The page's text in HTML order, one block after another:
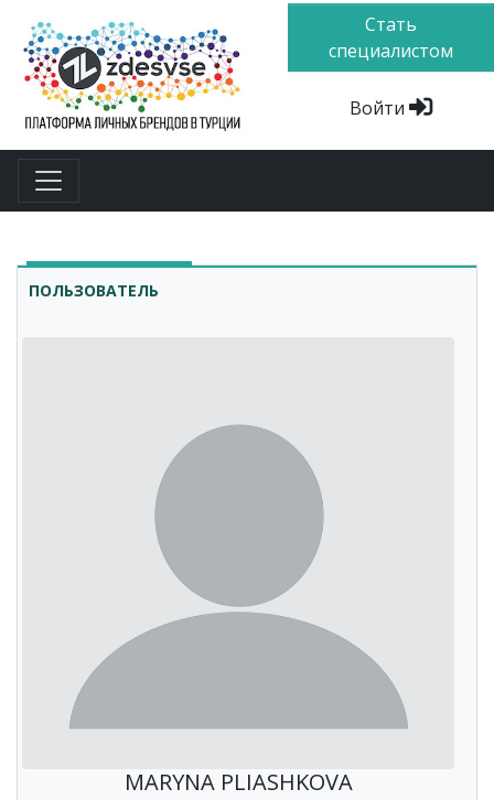
Стать
специалистом
Войти
ПОЛЬЗОВАТЕЛЬ
MARYNA PLIASHKOVA